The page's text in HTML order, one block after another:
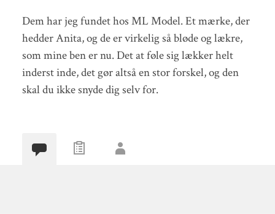
Dem har jeg fundet hos ML Model. Et mærke, der
hedder Anita, og de er virkelig så bløde og lækre,
som mine ben er nu. Det at føle sig lækker helt
inderst inde, det gør altså en stor forskel, og den
skal du ikke snyde dig selv for.